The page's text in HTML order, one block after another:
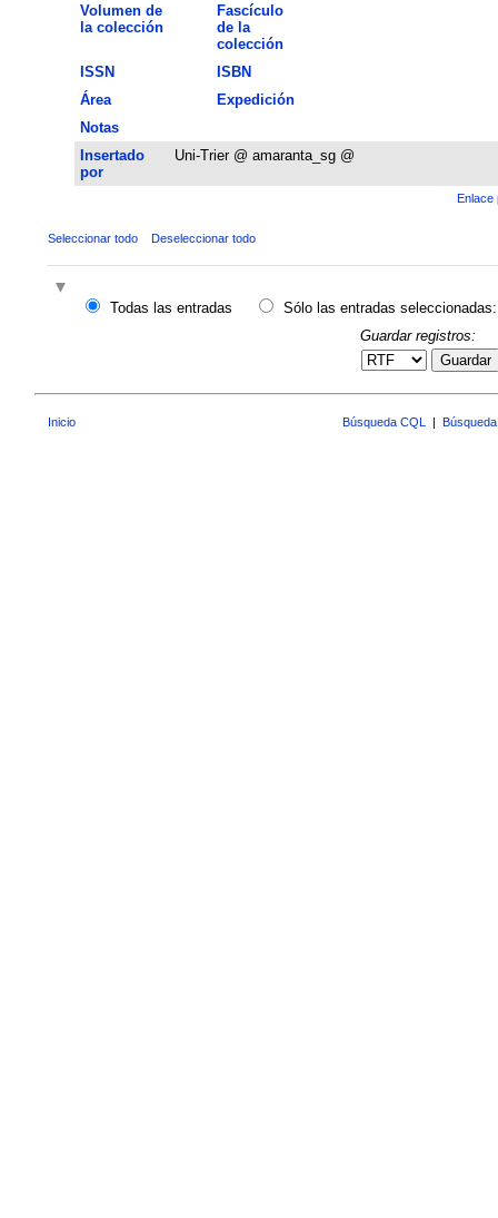
Volumen de
la colección
Fascículo
de la
colección
ISSN
ISBN
Área
Expedición
Notas
Insertado
por
Uni-Trier @ amaranta_sg @
Enlace
Seleccionar todo Deseleccionar todo
Todas las entradas
Sólo las entradas seleccionadas:
Guardar registros:
Guardar
Inicio Búsqueda CQL